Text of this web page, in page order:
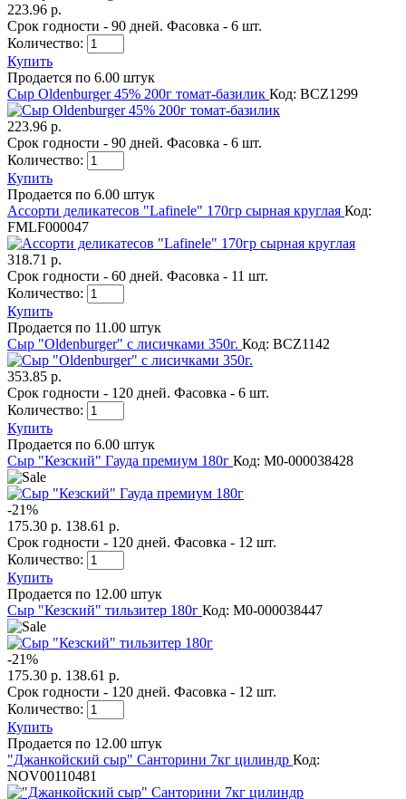
223.96 р.
Срок годности - 90 дней. Фасовка - 6 шт.
Количество:
Купить
Продается по 6.00 штук
Сыр Oldenburger 45% 200г томат-базилик Код: BCZ1299
223.96 р.
Срок годности - 90 дней. Фасовка - 6 шт.
Количество:
Купить
Продается по 6.00 штук
Ассорти деликатесов "Lafinele" 170гр сырная круглая Код:
FMLF000047
318.71 р.
Срок годности - 60 дней. Фасовка - 11 шт.
Количество:
Купить
Продается по 11.00 штук
Сыр "Oldenburger" с лисичками 350г. Код: BCZ1142
353.85 р.
Срок годности - 120 дней. Фасовка - 6 шт.
Количество:
Купить
Продается по 6.00 штук
Сыр "Кезский" Гауда премиум 180г Код: M0-000038428
-21%
175.30 р. 138.61 р.
Срок годности - 120 дней. Фасовка - 12 шт.
Количество:
Купить
Продается по 12.00 штук
Сыр "Кезский" тильзитер 180г Код: M0-000038447
-21%
175.30 р. 138.61 р.
Срок годности - 120 дней. Фасовка - 12 шт.
Количество:
Купить
Продается по 12.00 штук
"Джанкойский сыр" Санторини 7кг цилиндр Код:
NOV00110481